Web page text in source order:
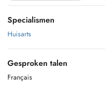
Specialismen
Huisarts
Gesproken talen
Français